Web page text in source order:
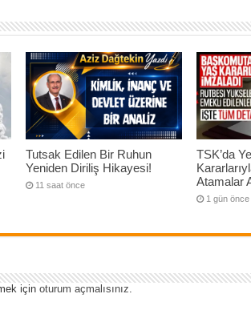
Tutsak Edilen Bir Ruhun
Yeniden Diriliş Hikayesi!
11 saat önce
TSK’da
Atamalar
1 gün önce
için oturum açmalısınız